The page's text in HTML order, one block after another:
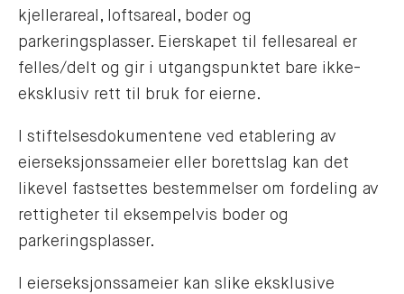
kjellerareal, loftsareal, boder og
parkeringsplasser. Eierskapet til fellesareal er
felles/delt og gir i utgangspunktet bare ikke-
eksklusiv rett til bruk for eierne.
I stiftelsesdokumentene ved etablering av
eierseksjonssameier eller borettslag kan det
likevel fastsettes bestemmelser om fordeling av
rettigheter til eksempelvis boder og
parkeringsplasser.
I eierseksjonssameier kan slike eksklusive